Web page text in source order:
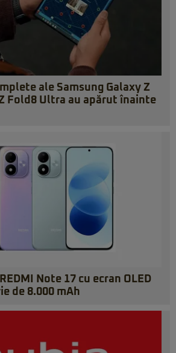
ale Samsung Galaxy Z
Fold8 Ultra au apărut înainte
Note 17 cu ecran OLED
de 8.000 mAh